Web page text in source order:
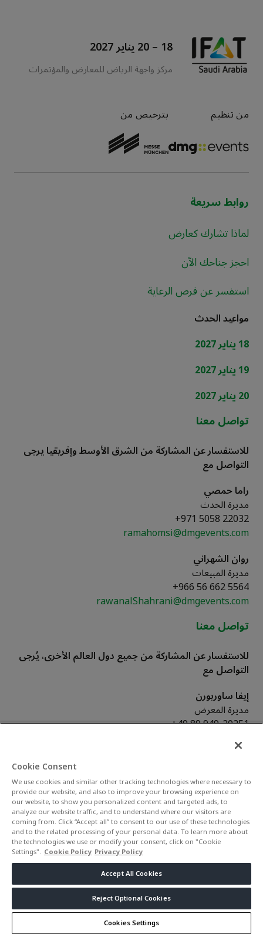
18 – 20 يناير 2027
مركز واجهة الرياض للمعارض والمؤتمرات
من تنظيم بترخيص من
روابط سريعة
لماذا تشارك كعارض
احجز جناحك الآن
استفسر عن فرص الرعاية
مواعيد الحدث
18 يناير 2027
19 يناير 2027
20 يناير 2027
تواصل معنا
للاستفسار عن المشاركة من الشرق الأوسط وإفريقيا يرجى
التواصل مع
راما حمصي
مديرة الحدث
+971 5058 22032
ramahomsi@dmgevents.com
روان الشهراني
مديرة المبيعات
5564 662 56 966+
rawanalShahrani@dmgevents.com
تواصل معنا
للاستفسار عن المشاركة من جميع دول العالم الأخرى، يُرجى
التواصل مع
إيفا ساوربورن
مديرة المعرض
+49 89 949-20251
eva.sauerborn@messe-muenchen.de
مديرة المعرض
+49 89 949-20231
marei.koch@messe-muenchen.de
خريطة الموقع
ملاحظة: الدخول مجاني للمهنيين في التجارة والصناعة. لن يُسمح
للزوار الذين تقل أعمارهم عن 18 عامًا بالدخول.
Cookie Consent
We use cookies and similar other tracking technologies where necessary to
provide our website, and also to improve your browsing experience on
our website, to show you personalized content and targeted ads, to
analyze our website traffic, and to understand where our visitors are
coming from. Click “Accept all” to consent to our use of these technologies
and to the related processing of your personal data. To learn more about
the technologies we use or modify your consent, click on "Cookie
Settings". Cookie Policy Privacy Policy
Accept All Cookies
Reject Optional Cookies
Cookies Settings